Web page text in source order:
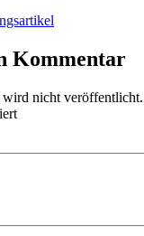
Kommentar
nicht veröffentlicht.